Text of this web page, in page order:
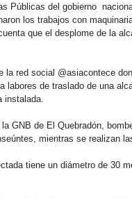
Públicas del gobierno
los trabajos con
que el desplome de la
la red social @asiacontece
labores de traslado de una
instalada.
GNB de El Quebradón,
mientras se realizan
tiene un diámetro de 30